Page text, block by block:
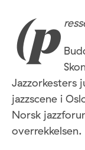
(p
Jazzorkesters
jazzscene i
Norsk
overrekkelsen.